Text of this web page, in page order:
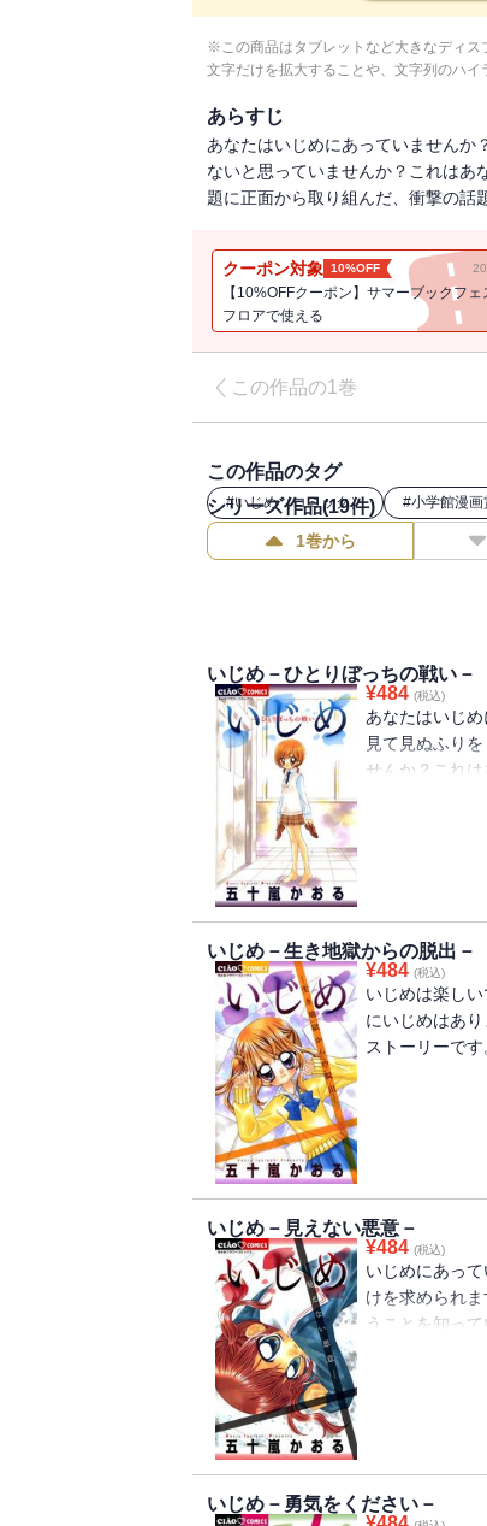
※この商品はタブレットなど大きなディス
文字だけを拡大することや、文字列のハイ
あらすじ
あなたはいじめにあっていませんか
ないと思っていませんか？これは
題に正面から取り組んだ、衝撃の話
クーポン対象 10%OFF
【10%OFFクーポン】サマーブックフ
フロアで使える
この作品の1巻
この作品のタグ
#いじめ（コミック） #小学館漫画
シリーズ作品(19件)
1巻から
いじめ－ひとりぼっちの戦い－
¥484 (税込)
あなたはいじ
見て見ぬふり
せんか？これ
むと心が痛く
いじめ－生き地獄からの脱出－
¥484 (税込)
いじめは楽し
にいじめはあ
ストーリーで
いじめ－見えない悪意－
¥484 (税込)
いじめにあっ
けを求められ
うことを知っ
トーリーです
いじめ－勇気をください－